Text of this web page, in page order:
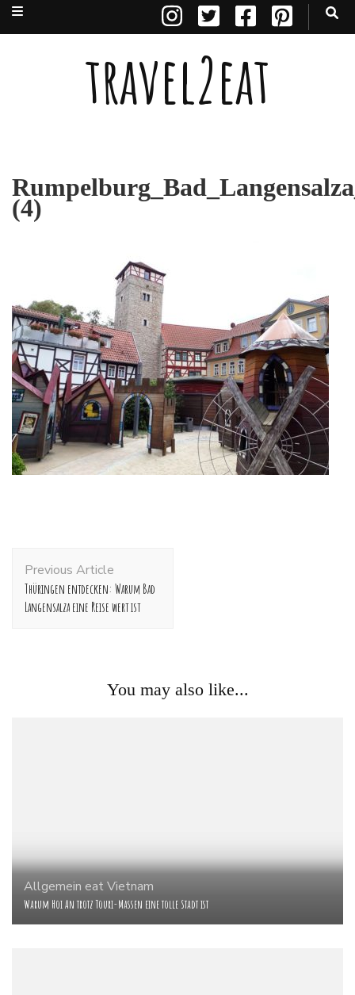
travel2eat
(4)
Navigation
Previous Article
Thüringen entdecken: Warum Bad
Langensalza eine Reise wert ist
You may also like...
Allgemein eatVietnam
Warum Hoi An trotz Touri-Massen eine tolle Stadt ist